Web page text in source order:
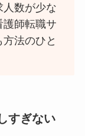
人数が少な
護師転職サ
法のひと
すぎない